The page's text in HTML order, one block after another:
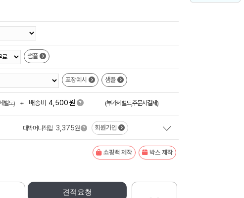
샘플
포장예시 샘플
별도) + 배송비 4,500원 (부가세별도,주문시결제)
대박머니적립 3,375원 회원가입
쇼핑백 제작 박스 제작
견적요청